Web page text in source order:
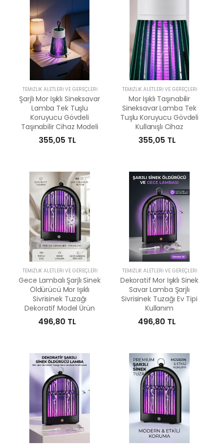
TEMIZLIK ALETLERI VE GEREÇLERI
Şarjlı Mor Işıklı Sineksavar
Lamba Tek Tuşlu
Koruyucu Gövdeli
Taşınabilir Cihaz Modeli
355,05 TL
TEMIZLIK ALETLERI VE GEREÇLERI
Mor Işıklı Taşınabilir
Sineksavar Lamba Tek
Tuşlu Koruyucu Gövdeli
Kullanışlı Cihaz
355,05 TL
TEMIZLIK ALETLERI VE GEREÇLERI
Gece Lambalı Şarjlı Sinek
Öldürücü Mor Işıklı
Sivrisinek Tuzağı
Dekoratif Model Ürün
496,80 TL
TEMIZLIK ALETLERI VE GEREÇLERI
Dekoratif Mor Işıklı Sinek
Savar Lamba Şarjlı
Sivrisinek Tuzağı Ev Tipi
Kullanım
496,80 TL